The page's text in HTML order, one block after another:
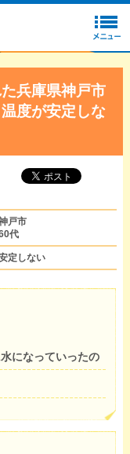
兵庫県神戸市
度が安定しな
戸市
代
定しない
になっていったの